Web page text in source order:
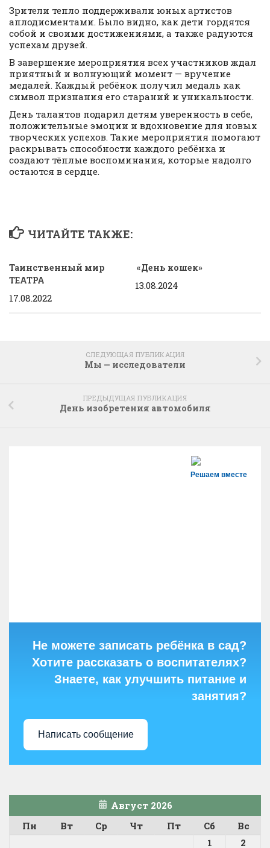
Зрители тепло поддерживали юных артистов
аплодисментами. Было видно, как дети гордятся
собой и своими достижениями, а также радуются
успехам друзей.
В завершение мероприятия всех участников ждал
приятный и волнующий момент — вручение
медалей. Каждый ребёнок получил медаль как
символ признания его стараний и уникальности.
День талантов подарил детям уверенность в себе,
положительные эмоции и вдохновение для новых
творческих успехов. Такие мероприятия помогают
раскрывать способности каждого ребёнка и
создают тёплые воспоминания, которые надолго
остаются в сердце.
ЧИТАЙТЕ ТАКЖЕ:
Таинственный мир
ТЕАТРА
17.08.2022
«День кошек»
13.08.2024
СЛЕДУЮЩАЯ ПУБЛИКАЦИЯ
Мы — исследователи
ПРЕДЫДУЩАЯ ПУБЛИКАЦИЯ
День изобретения автомобиля
Решаем вместе
Не можете записать ребёнка в сад?
Хотите рассказать о воспитателях?
Знаете, как улучшить питание и
занятия?
Написать сообщение
Август 2026
Пн
Вт Ср Чт Пт Сб
Вс
1
2